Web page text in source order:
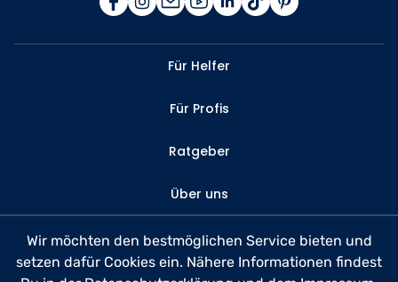
Für Helfer
Für Profis
Ratgeber
Über uns
Kontakt
Wir möchten den bestmöglichen Service bieten und
setzen dafür Cookies ein. Nähere Informationen findest